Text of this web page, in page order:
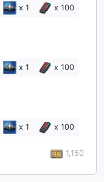
x 1 x 100
x 1 x 100
x 1 x 100
1,150